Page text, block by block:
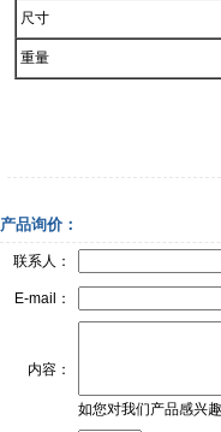
尺寸
重量
产品询价：
联系人：
E-mail：
内容：
如您对我们产品感兴